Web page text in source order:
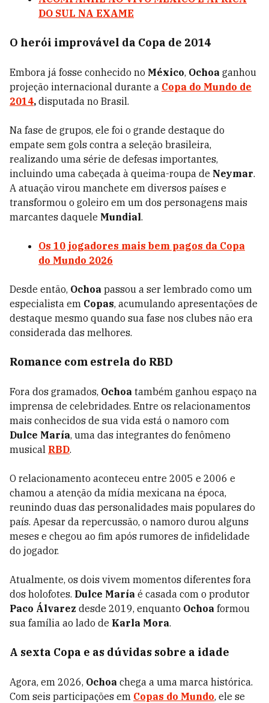
DO SUL NA EXAME
O herói improvável da Copa de 2014
Embora já fosse conhecido no México, Ochoa ganhou
projeção internacional durante a Copa do Mundo de
2014, disputada no Brasil.
Na fase de grupos, ele foi o grande destaque do
empate sem gols contra a seleção brasileira,
realizando uma série de defesas importantes,
incluindo uma cabeçada à queima-roupa de Neymar.
A atuação virou manchete em diversos países e
transformou o goleiro em um dos personagens mais
marcantes daquele Mundial.
Os 10 jogadores mais bem pagos da Copa
do Mundo 2026
Desde então, Ochoa passou a ser lembrado como um
especialista em Copas, acumulando apresentações de
destaque mesmo quando sua fase nos clubes não era
considerada das melhores.
Romance com estrela do RBD
Fora dos gramados, Ochoa também ganhou espaço na
imprensa de celebridades. Entre os relacionamentos
mais conhecidos de sua vida está o namoro com
Dulce María, uma das integrantes do fenômeno
musical RBD.
O relacionamento aconteceu entre 2005 e 2006 e
chamou a atenção da mídia mexicana na época,
reunindo duas das personalidades mais populares do
país. Apesar da repercussão, o namoro durou alguns
meses e chegou ao fim após rumores de infidelidade
do jogador.
Atualmente, os dois vivem momentos diferentes fora
dos holofotes. Dulce María é casada com o produtor
Paco Álvarez desde 2019, enquanto Ochoa formou
sua família ao lado de Karla Mora.
A sexta Copa e as dúvidas sobre a idade
Agora, em 2026, Ochoa chega a uma marca histórica.
Com seis participações em Copas do Mundo, ele se